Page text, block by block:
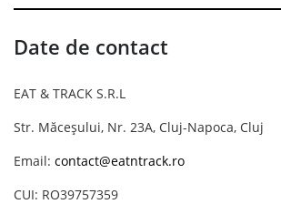
Date de contact
EAT & TRACK S.R.L
Str. Măceșului, Nr. 23A, Cluj-Napoca, Cluj
Email: contact@eatntrack.ro
CUI: RO39757359